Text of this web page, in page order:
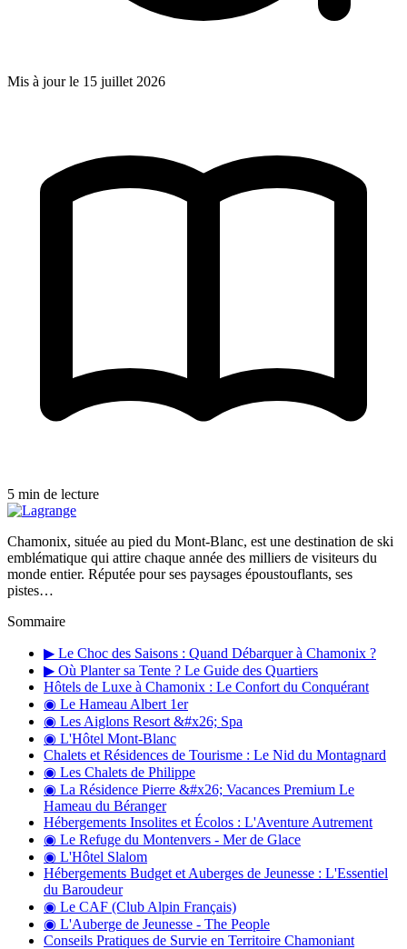
Mis à jour le 15 juillet 2026
5 min de lecture
Chamonix, située au pied du Mont-Blanc, est une destination de ski
emblématique qui attire chaque année des milliers de visiteurs du
monde entier. Réputée pour ses paysages époustouflants, ses
pistes…
Sommaire
▶ Le Choc des Saisons : Quand Débarquer à Chamonix ?
▶ Où Planter sa Tente ? Le Guide des Quartiers
Hôtels de Luxe à Chamonix : Le Confort du Conquérant
◉ Le Hameau Albert 1er
◉ Les Aiglons Resort &#x26; Spa
◉ L'Hôtel Mont-Blanc
Chalets et Résidences de Tourisme : Le Nid du Montagnard
◉ Les Chalets de Philippe
◉ La Résidence Pierre &#x26; Vacances Premium Le
Hameau du Béranger
Hébergements Insolites et Écolos : L'Aventure Autrement
◉ Le Refuge du Montenvers - Mer de Glace
◉ L'Hôtel Slalom
Hébergements Budget et Auberges de Jeunesse : L'Essentiel
du Baroudeur
◉ Le CAF (Club Alpin Français)
◉ L'Auberge de Jeunesse - The People
Conseils Pratiques de Survie en Territoire Chamoniant